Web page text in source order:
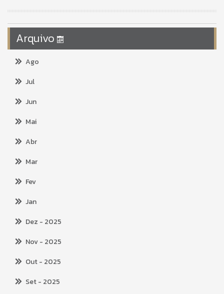
Arquivo
Ago
Jul
Jun
Mai
Abr
Mar
Fev
Jan
Dez - 2025
Nov- 2025
Out- 2025
Set- 2025